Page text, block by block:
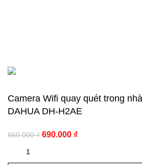
Camera Wifi quay quét trong
DAHUA DH-H2AE
860.000₫ 690.000 ₫